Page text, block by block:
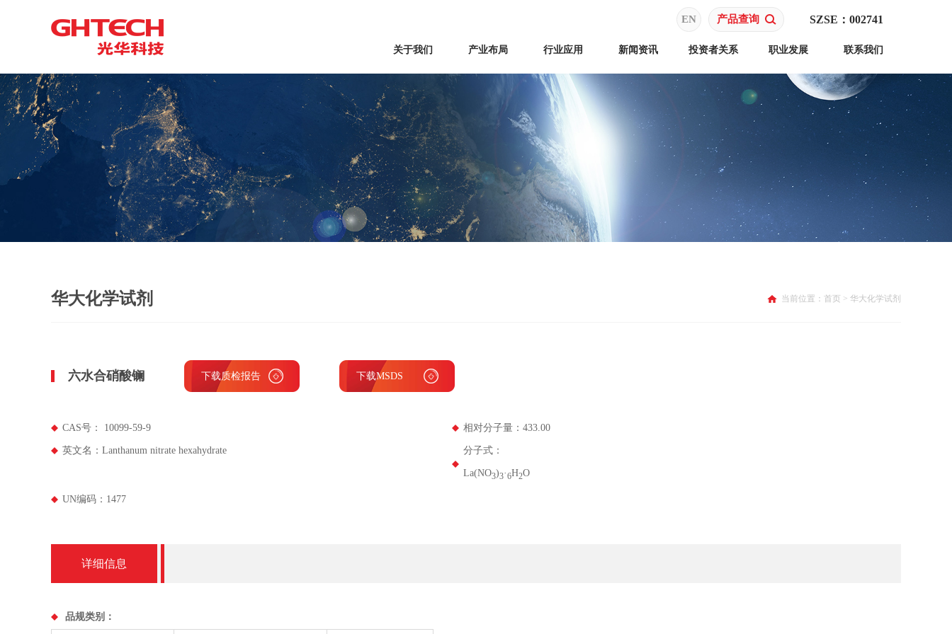
关于我们 产业布局 行业应用 新闻资讯 投资者关系 职业发展 联系我们
SZSE：002741
EN 产品查询
华大化学试剂 当前位置： 首页 > 华大化学试剂
六水合硝酸镧 下载质检报告 下载MSDS
CAS号： 10099-59-9 相对分子量：433.00
英文名：Lanthanum nitrate hexahydrate 分子式：
La(NO3)3·6H2O
UN编码：1477
详细信息
品规类别：